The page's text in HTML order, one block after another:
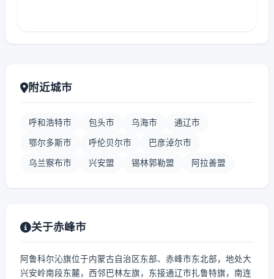
附近城市
呼和浩特市 包头市 乌海市 通辽市
鄂尔多斯市 呼伦贝尔市 巴彦淖尔市
乌兰察布市 兴安盟 锡林郭勒盟 阿拉善盟
关于赤峰市
阿鲁科尔沁旗位于内蒙古自治区东部、赤峰市东北部，地处大
兴安岭南段东麓，西邻巴林左旗，东接通辽市扎鲁特旗，南连